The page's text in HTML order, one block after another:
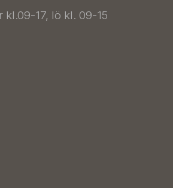
17, lö kl. 09-15